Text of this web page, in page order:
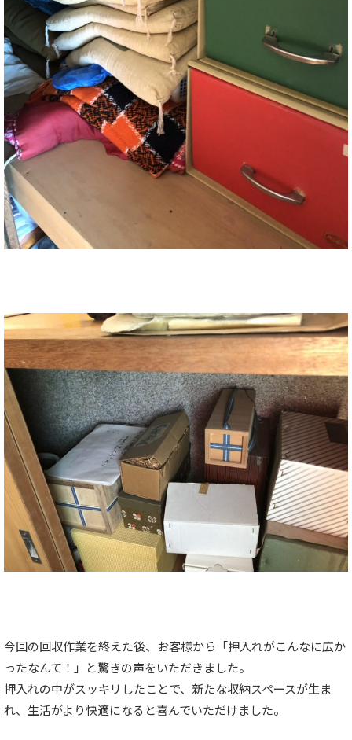
今回の回収作業を終えた後、お客様から「押入れがこんなに広か
ったなんて！」と驚きの声をいただきました。
押入れの中がスッキリしたことで、新たな収納スペースが生ま
れ、生活がより快適になると喜んでいただけました。